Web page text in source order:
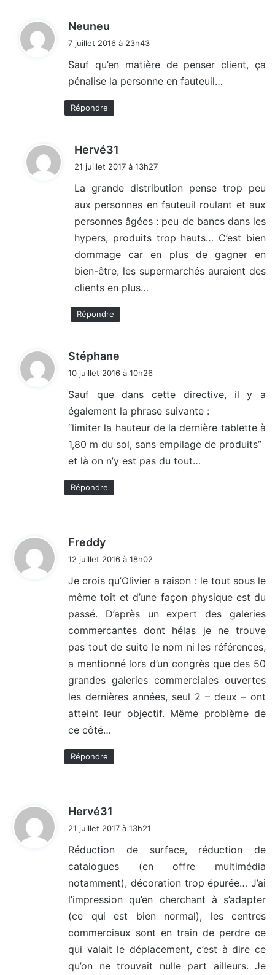
Neuneu
:
7 juillet 2016 à 23h43
Sauf qu’en matière de penser client, ça
pénalise la personne en fauteuil…
Répondre
Hervé31
:
21 juillet 2017 à 13h27
La grande distribution pense trop peu
aux personnes en fauteuil roulant et aux
personnes âgées : peu de bancs dans les
hypers, produits trop hauts… C’est bien
dommage car en plus de gagner en
bien-être, les supermarchés auraient des
clients en plus…
Répondre
Stéphane
:
10 juillet 2016 à 10h26
Sauf que dans cette directive, il y a
également la phrase suivante :
“limiter la hauteur de la dernière tablette à
1,80 m du sol, sans empilage de produits”
et là on n’y est pas du tout…
Répondre
Freddy
:
12 juillet 2016 à 18h02
Je crois qu’Olivier a raison : le tout sous le
même toit et d’une façon physique est du
passé. D’après un expert des galeries
commercantes dont hélas je ne trouve
pas tout de suite le nom ni les références,
a mentionné lors d’un congrès que des 50
grandes galeries commerciales ouvertes
les dernières années, seul 2 – deux – ont
atteint leur objectif. Même problème de
ce côté…
Répondre
Hervé31
:
21 juillet 2017 à 13h21
Réduction de surface, réduction de
catalogues (en offre multimédia
notamment), décoration trop épurée… J’ai
l’impression qu’en cherchant à s’adapter
(ce qui est bien normal), les centres
commerciaux sont en train de perdre ce
qui valait le déplacement, c’est à dire ce
qu’on ne trouvait nulle part ailleurs. Je